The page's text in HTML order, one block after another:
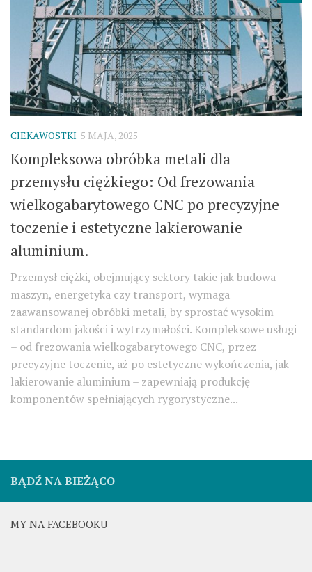
CIEKAWOSTKI 5 MAJA, 2025
Kompleksowa obróbka metali dla
przemysłu ciężkiego: Od frezowania
wielkogabarytowego CNC po precyzyjne
toczenie i estetyczne lakierowanie
aluminium.
Przemysł ciężki, obejmujący sektory takie jak budowa
maszyn, energetyka czy transport, wymaga
zaawansowanej obróbki metali, by sprostać wysokim
standardom jakości i wytrzymałości. Kompleksowe usługi
– od frezowania wielkogabarytowego CNC, przez
precyzyjne toczenie, aż po estetyczne wykończenia, jak
lakierowanie aluminium – zapewniają produkcję
komponentów spełniających rygorystyczne...
BĄDŹ NA BIEŻĄCO
MY NA FACEBOOKU